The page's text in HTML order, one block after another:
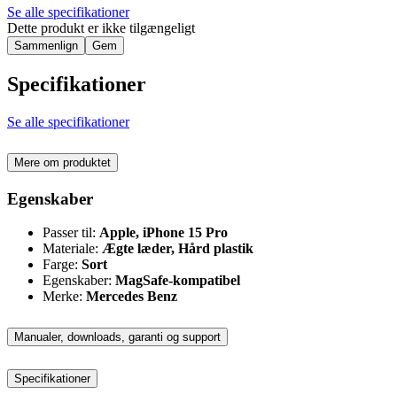
Se alle specifikationer
Dette produkt er ikke tilgængeligt
Sammenlign Gem
Specifikationer
Se alle specifikationer
Mere om produktet
Egenskaber
Passer til: Apple, iPhone 15 Pro
Materiale: Ægte læder, Hård plastik
Farge: Sort
Egenskaber: MagSafe-kompatibel
Merke: Mercedes Benz
Manualer, downloads, garanti og support
Specifikationer